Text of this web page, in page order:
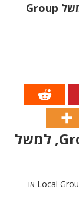
Group Types, Group Scopes, למשל Group
Group Types, Group Scopes, למשל
Group Security ? Group Distribution ? ומה עם Local Group או